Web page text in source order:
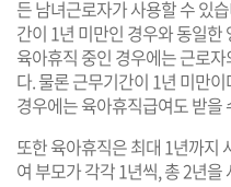
든 남녀근로자가 사용할 수 있
간이 1년 미만인 경우와 동일
육아휴직 중인 경우에는 근로
다. 물론 근무기간이 1년 미만
경우에는 육아휴직급여도 받을
또한 육아휴직은 최대 1년까지
여 부모가 각각 1년씩, 총 2년